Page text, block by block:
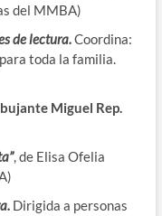
del MMBA)
de lectura.Coordina:
toda la familia.
Miguel Rep.
, de Elisa Ofelia
Dirigida a personas